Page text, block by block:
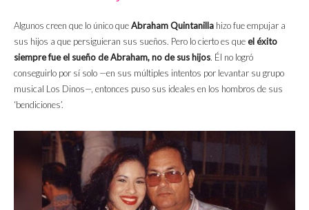
Algunos creen que lo único queAbraham Quintanilla hizo fue empujar a
sus hijos a que persiguieran sus sueños. Pero lo cierto es queel éxito
siempre fue el sueño de Abraham, no de sus hijos. Él no logró
conseguirlo por sí solo —en sus múltiples intentos por levantar su grupo
musical Los Dinos—, entonces puso sus ideales en los hombros de sus
‘bendiciones’.